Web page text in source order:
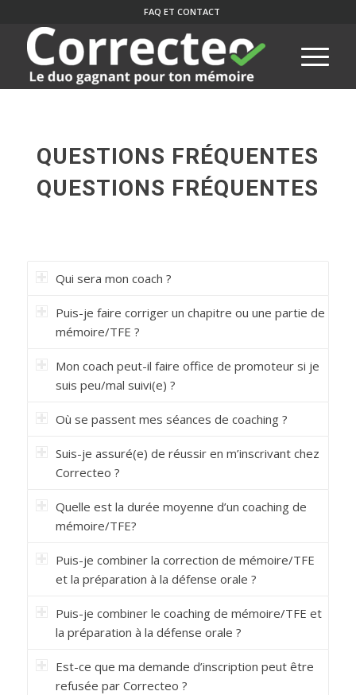
FAQ ET CONTACT
QUESTIONS FRÉQUENTES
QUESTIONS FRÉQUENTES
Qui sera mon coach ?
Puis-je faire corriger un chapitre ou une partie de
mémoire/TFE ?
Mon coach peut-il faire office de promoteur si je
suis peu/mal suivi(e) ?
Où se passent mes séances de coaching ?
Suis-je assuré(e) de réussir en m’inscrivant chez
Correcteo ?
Quelle est la durée moyenne d’un coaching de
mémoire/TFE?
Puis-je combiner la correction de mémoire/TFE
et la préparation à la défense orale ?
Puis-je combiner le coaching de mémoire/TFE et
la préparation à la défense orale ?
Est-ce que ma demande d’inscription peut être
refusée par Correcteo ?